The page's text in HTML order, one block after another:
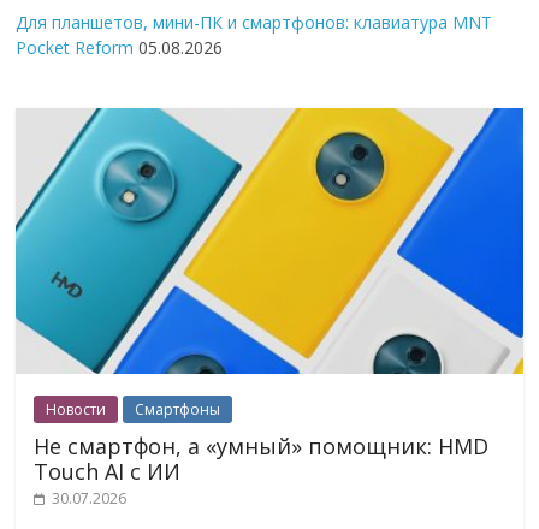
Для планшетов, мини-ПК и смартфонов: клавиатура MNT
Pocket Reform 05.08.2026
Новости Смартфоны
Не смартфон, а «умный» помощник: HMD
Touch AI с ИИ
30.07.2026